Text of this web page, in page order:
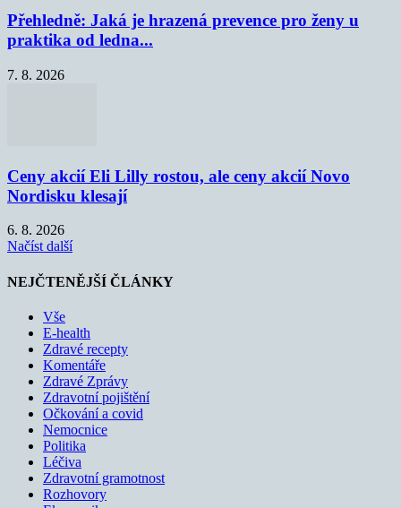
Přehledně: Jaká je hrazená prevence pro ženy u
praktika od ledna...
7. 8. 2026
Ceny akcií Eli Lilly rostou, ale ceny akcií Novo
Nordisku klesají
6. 8. 2026
Načíst další
NEJČTENĚJŠÍ ČLÁNKY
Vše
E-health
Zdravé recepty
Komentáře
Zdravé Zprávy
Zdravotní pojištění
Očkování a covid
Nemocnice
Politika
Léčiva
Zdravotní gramotnost
Rozhovory